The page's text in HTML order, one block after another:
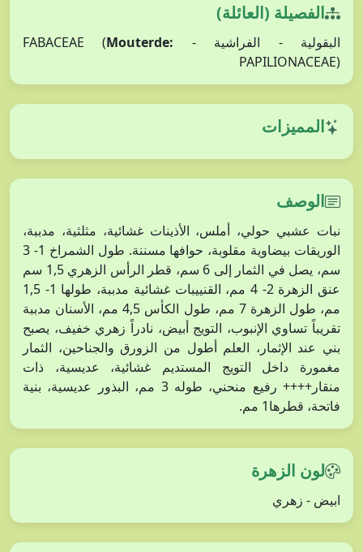
الفصيلة (العائلة)
البقولية - الفراشية - FABACEAE ( Mouterde:
PAPILIONACEAE)
المميزات
الوصف
نبات عشبي حولي، أملس، الأذينات غشائية، مثلثية، مدببة،
الوريقات بيضاوية مقلوبة، حوافها مسننة. طول الشمراخ 1- 3
سم، يصل في الثمار إلى 6 سم، قطر الرأس الزهري 1,5 سم
عنق الزهرة 2- 4 مم، القنييبات غشائية مدببة، طولها 1- 1,5
مم، طول الزهرة 7 مم، طول الكأس 4,5 مم، الأسنان مدببة
تقريباً تساوي الإنبوب، التويج أبيض، نادراً زهري خفيف، يصبح
بني عند الإثمار، العلم أطول من الزورق والجناحين، الثمار
مغمورة داخل التويج المستديم غشائية، عديسية، ذات
منقار++++ رفيع منحني، طوله 3 مم، البذور عديسية، بنية
فاتحة، قطرها1 مم.
لون الزهرة
ابيض - زهري